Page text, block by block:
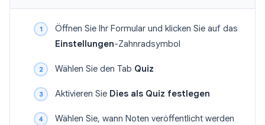
Öffnen Sie Ihr Formular und klicken Sie auf das
Einstellungen-Zahnradsymbol
Wählen Sie den Tab Quiz
Aktivieren Sie Dies als Quiz festlegen
Wählen Sie, wann Noten veröffentlicht werden